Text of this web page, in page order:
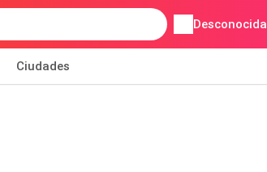
Desconocida
Ciudades